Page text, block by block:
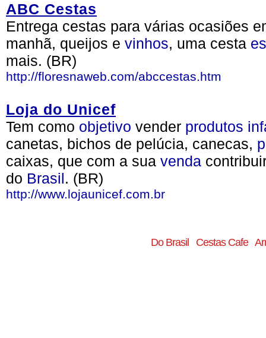
ABC Cestas
Entrega cestas para várias ocasiões
manhã, queijos e vinhos, uma cesta
mais. (BR)
http://floresnaweb.com/abccestas.htm
Loja do Unicef
Tem como objetivo vender produtos
canetas, bichos de pelúcia, canecas,
caixas, que com a sua venda
do Brasil. (BR)
http://www.lojaunicef.com.br
Do Brasil Cestas Cafe